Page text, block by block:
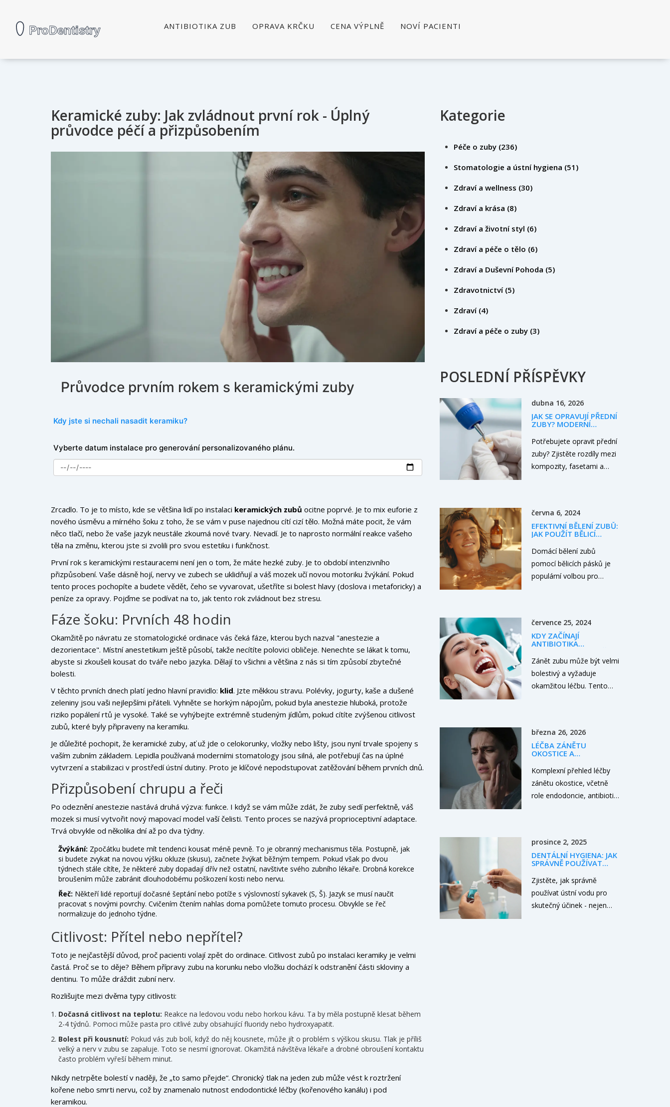
ANTIBIOTIKA ZUB OPRAVA KRČKU CENA VÝPLNĚ NOVÍ PACIENTI
Keramické zuby: Jak zvládnout první rok - Úplný
průvodce péčí a přizpůsobením
Průvodce prvním rokem s keramickými zuby
Kdy jste si nechali nasadit keramiku?
Vyberte datum instalace pro generování personalizovaného plánu.
Zrcadlo. To je to místo, kde se většina lidí po instalaci keramických zubů ocitne poprvé. Je to mix euforie z
nového úsměvu a mírného šoku z toho, že se vám v puse najednou cítí cizí tělo. Možná máte pocit, že vám
něco tlačí, nebo že vaše jazyk neustále zkoumá nové tvary. Nevadí. Je to naprosto normální reakce vašeho
těla na změnu, kterou jste si zvolili pro svou estetiku i funkčnost.
První rok s keramickými restauracemi není jen o tom, že máte hezké zuby. Je to období intenzivního
přizpůsobení. Vaše dásně hojí, nervy ve zubech se uklidňují a váš mozek učí novou motoriku žvýkání. Pokud
tento proces pochopíte a budete vědět, čeho se vyvarovat, ušetříte si bolest hlavy (doslova i metaforicky) a
peníze za opravy. Pojďme se podívat na to, jak tento rok zvládnout bez stresu.
Fáze šoku: Prvních 48 hodin
Okamžitě po návratu ze stomatologické ordinace vás čeká fáze, kterou bych nazval "anestezie a
dezorientace". Místní anestetikum ještě působí, takže necítíte polovici obličeje. Nenechte se lákat k tomu,
abyste si zkoušeli kousat do tváře nebo jazyka. Dělají to všichni a většina z nás si tím způsobí zbytečné
bolesti.
V těchto prvních dnech platí jedno hlavní pravidlo: klid. Jzte měkkou stravu. Polévky, jogurty, kaše a dušené
zeleniny jsou vaši nejlepšími přáteli. Vyhněte se horkým nápojům, pokud byla anestezie hluboká, protože
riziko popálení rtů je vysoké. Také se vyhýbejte extrémně studeným jídlům, pokud cítíte zvýšenou citlivost
zubů, které byly připraveny na keramiku.
Je důležité pochopit, že keramické zuby, ať už jde o celokorunky, vložky nebo lišty, jsou nyní trvale spojeny s
vaším zubním základem. Lepidla používaná moderními stomatology jsou silná, ale potřebují čas na úplné
vytvrzení a stabilizaci v prostředí ústní dutiny. Proto je klíčové nepodstupovat zatěžování během prvních dnů.
Přizpůsobení chrupu a řeči
Po odeznění anestezie nastává druhá výzva: funkce. I když se vám může zdát, že zuby sedí perfektně, váš
mozek si musí vytvořit nový mapovací model vaší čelisti. Tento proces se nazývá proprioceptivní adaptace.
Trvá obvykle od několika dní až po dva týdny.
Žvýkání: Zpočátku budete mít tendenci kousat méně pevně. To je obranný mechanismus těla. Postupně, jak
si budete zvykat na novou výšku okluze (skusu), začnete žvýkat běžným tempem. Pokud však po dvou
týdnech stále cítíte, že některé zuby dopadají dřív než ostatní, navštivte svého zubního lékaře. Drobná korekce
broušením může zabránit dlouhodobému poškození kosti nebo nervu.
Řeč: Někteří lidé reportují dočasné šeptání nebo potíže s výslovností sykavek (S, Š). Jazyk se musí naučit
pracovat s novými povrchy. Cvičením čtením nahlas doma pomůžete tomuto procesu. Obvykle se řeč
normalizuje do jednoho týdne.
Citlivost: Přítel nebo nepřítel?
Toto je nejčastější důvod, proč pacienti volají zpět do ordinace. Citlivost zubů po instalaci keramiky je velmi
častá. Proč se to děje? Během přípravy zubu na korunku nebo vložku dochází k odstranění části skloviny a
dentinu. To může dráždit zubní nerv.
Rozlišujte mezi dvěma typy citlivosti:
Dočasná citlivost na teplotu: Reakce na ledovou vodu nebo horkou kávu. Ta by měla postupně klesat během
2-4 týdnů. Pomoci může pasta pro citlivé zuby obsahující fluoridy nebo hydroxyapatit.
Bolest při kousnutí: Pokud vás zub bolí, když do něj kousnete, může jít o problém s výškou skusu. Tlak je příliš
velký a nerv v zubu se zapaluje. Toto se nesmí ignorovat. Okamžitá návštěva lékaře a drobné obroušení kontaktu
často problém vyřeší během minut.
Nikdy netrpěte bolestí v naději, že „to samo přejde“. Chronický tlak na jeden zub může vést k roztržení
kořene nebo smrti nervu, což by znamenalo nutnost endodontické léčby (kořenového kanálu) i pod
keramikou.
Kategorie
Péče o zuby (236)
Stomatologie a ústní hygiena (51)
Zdraví a wellness (30)
Zdraví a krása (8)
Zdraví a životní styl (6)
Zdraví a péče o tělo (6)
Zdraví a Duševní Pohoda (5)
Zdravotnictví (5)
Zdraví (4)
Zdraví a péče o zuby (3)
POSLEDNÍ PŘÍSPĚVKY
dubna 16, 2026
JAK SE OPRAVUJÍ PŘEDNÍ
ZUBY? MODERNÍ
Potřebujete opravit přední
zuby? Zjistěte rozdíly mezi
kompozity, fasetami a
června 6, 2024
EFEKTIVNÍ BĚLENÍ ZUBŮ:
JAK POUŽÍT BĚLICÍ
Domácí bělení zubů
pomocí bělicích pásků je
populární volbou pro
informace, užitečné rady a
tipy, jak dosáhnout
byste museli navštívit
zubaře. Naučíte se, jak
bezpečně a efektivně
července 25, 2024
KDY ZAČÍNAJÍ
ANTIBIOTIKA
ZUBU?
Zánět zubu může být velmi
bolestivý a vyžaduje
okamžitou léčbu. Tento
infekci, a poskytuje
užitečné tipy a informace o
zubu.
března 26, 2026
LÉČBA ZÁNĚTU
OKOSTICE A
KOMPLEXNÍ PRŮVODCE
Komplexní přehled léčby
zánětu okostice, včetně
role endodoncie, antibiotik
prosince 2, 2025
DENTÁLNÍ HYGIENA: JAK
SPRÁVNĚ POUŽÍVAT
ZDRAVÉ ZUBY A DÁSNĚ
Zjistěte, jak správně
používat ústní vodu pro
skutečný účinek - nejen